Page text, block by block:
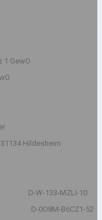
1 GewO
Hildesheim
D-W-133-MZLI-10
D-0O8M-B6CZ1-52